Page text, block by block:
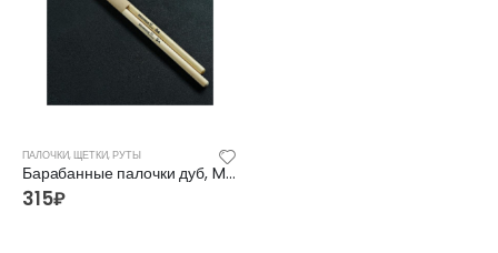
ПАЛОЧКИ, ЩЕТКИ, РУТЫ
Барабанные палочки дуб, M (14*406), наконечник Oval
315₽